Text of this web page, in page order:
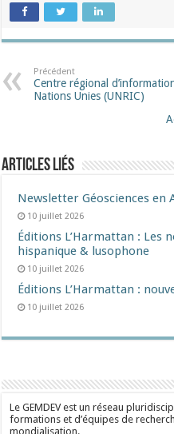
Précédent
Centre régional
Nations Unies (UNRIC)
Articles liés
Newsletter Géosciences en
10 juillet 2026
Éditions L’Harmattan : Les
hispanique & lusophone
10 juillet 2026
Éditions L’Harmattan :
10 juillet 2026
Le GEMDEV est un réseau
formations et d’équipes de
mondialisation.